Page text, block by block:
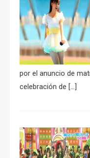
por el anuncio de
celebración de […]